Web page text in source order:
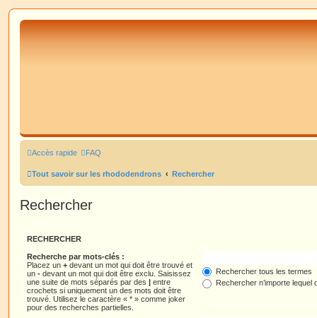
Accès rapide FAQ
Tout savoir sur les rhododendrons Rechercher
Rechercher
RECHERCHER
Recherche par mots-clés :
Placez un + devant un mot qui doit être trouvé et
un - devant un mot qui doit être exclu. Saisissez
une suite de mots séparés par des | entre
crochets si uniquement un des mots doit être
trouvé. Utilisez le caractère « * » comme joker
pour des recherches partielles.
Rechercher tous les termes
Rechercher n’importe lequel